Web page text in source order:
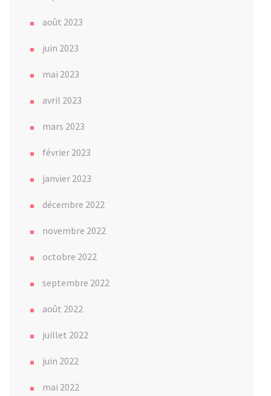
août 2023
juin 2023
mai 2023
avril 2023
mars 2023
février 2023
janvier 2023
décembre 2022
novembre 2022
octobre 2022
septembre 2022
août 2022
juillet 2022
juin 2022
mai 2022